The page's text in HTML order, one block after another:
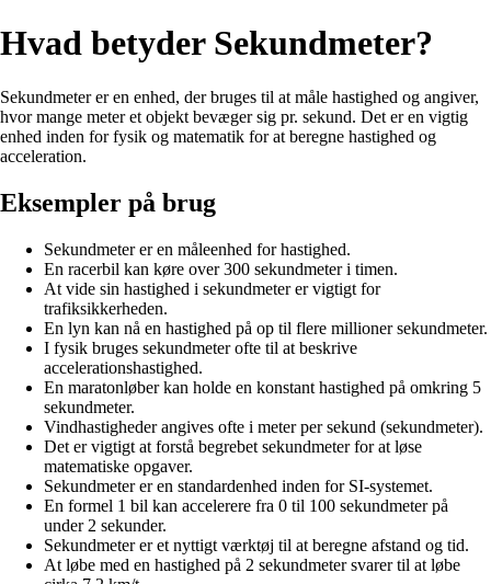
Hvad betyder Sekundmeter?
Sekundmeter er en enhed, der bruges til at måle hastighed og angiver,
hvor mange meter et objekt bevæger sig pr. sekund. Det er en vigtig
enhed inden for fysik og matematik for at beregne hastighed og
acceleration.
Eksempler på brug
Sekundmeter er en måleenhed for hastighed.
En racerbil kan køre over 300 sekundmeter i timen.
At vide sin hastighed i sekundmeter er vigtigt for
trafiksikkerheden.
En lyn kan nå en hastighed på op til flere millioner sekundmeter.
I fysik bruges sekundmeter ofte til at beskrive
accelerationshastighed.
En maratonløber kan holde en konstant hastighed på omkring 5
sekundmeter.
Vindhastigheder angives ofte i meter per sekund (sekundmeter).
Det er vigtigt at forstå begrebet sekundmeter for at løse
matematiske opgaver.
Sekundmeter er en standardenhed inden for SI-systemet.
En formel 1 bil kan accelerere fra 0 til 100 sekundmeter på
under 2 sekunder.
Sekundmeter er et nyttigt værktøj til at beregne afstand og tid.
At løbe med en hastighed på 2 sekundmeter svarer til at løbe